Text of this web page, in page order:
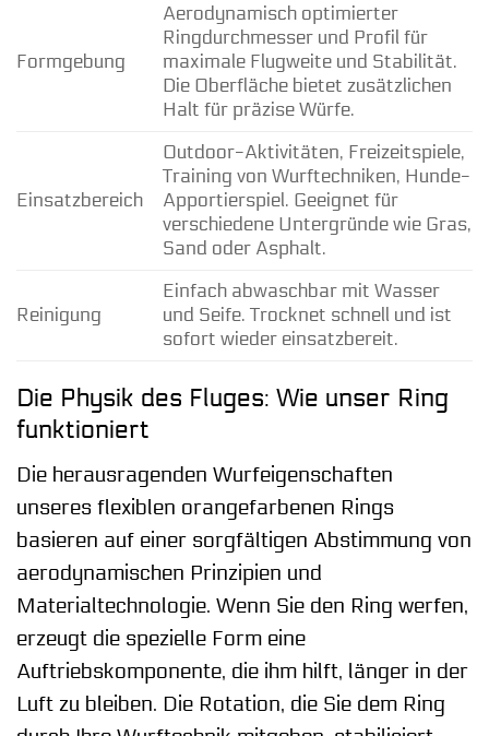
Formgebung
Aerodynamisch optimierter
Ringdurchmesser und Profil für
maximale Flugweite und Stabilität.
Die Oberfläche bietet zusätzlichen
Halt für präzise Würfe.
Einsatzbereich
Outdoor-Aktivitäten, Freizeitspiele,
Training von Wurftechniken, Hunde-
Apportierspiel. Geeignet für
verschiedene Untergründe wie Gras,
Sand oder Asphalt.
Reinigung
Einfach abwaschbar mit Wasser
und Seife. Trocknet schnell und ist
sofort wieder einsatzbereit.
Die Physik des Fluges: Wie unser Ring
funktioniert
Die herausragenden Wurfeigenschaften
unseres flexiblen orangefarbenen Rings
basieren auf einer sorgfältigen Abstimmung von
aerodynamischen Prinzipien und
Materialtechnologie. Wenn Sie den Ring werfen,
erzeugt die spezielle Form eine
Auftriebskomponente, die ihm hilft, länger in der
Luft zu bleiben. Die Rotation, die Sie dem Ring